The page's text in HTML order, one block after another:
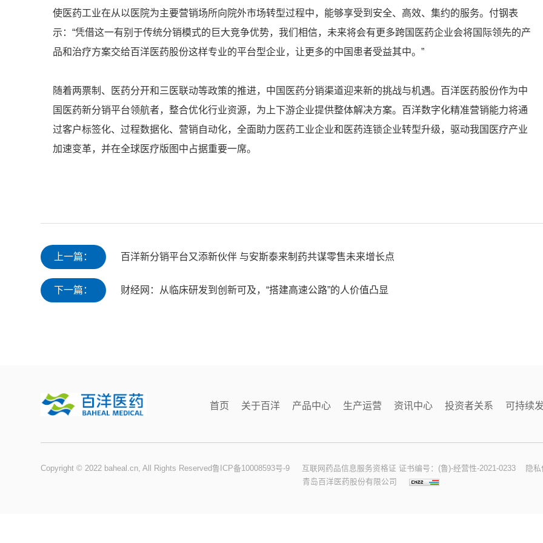
使医药工业在从以医院为主要营销场所向院外市场转型过程中，能够享受到安全、高效、集约的服务。付钢表
示：“凭借这一有别于传统分销模式的巨大竞争优势，我们相信，未来将会有更多跨国医药企业会将国际领先的产
品和治疗方案交给百洋医药股份这样专业的平台型企业，让更多的中国患者受益其中。”
随着两票制、医药分开和三医联动等政策的推进，中国医药分销渠道迎来新的挑战与机遇。百洋医药股份作为中
国医药新分销平台领航者，整合优化行业资源，为上下游企业提供整体解决方案。百洋数字化精准营销能力将通
过客户标签化、过程数据化、营销自动化，全面助力医药工业企业和医药连锁企业转型升级，驱动我国医疗产业
加速变革，并在全球医疗版图中占据重要一席。
上一篇： 百洋新分销平台又添新伙伴 与安斯泰来制药共谋零售未来增长点
下一篇： 财经网：从临床研发到创新可及，“搭建高速公路”的人价值凸显
首页 关于百洋 产品中心 生产运营 资讯中心 投资者关系 可持续
Copyright © 2022 baheal.cn, All Rights Reserved鲁ICP备10008593号-9 互联网药品信息服务资格证 证书编号：(鲁)-经营性-2021-0233
隐
青岛百洋医药股份有限公司